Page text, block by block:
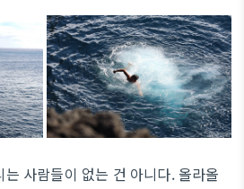
사람들이 없는 건 아니다. 올라올